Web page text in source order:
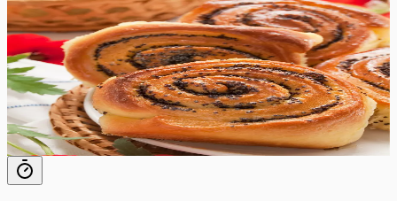
Moonirullid
Klassikalised moonirullid mõnusa pehme taina ja rohkete
mooniseemnetega on alati suurepärane saiake
vahepalaks.
40min
12tk